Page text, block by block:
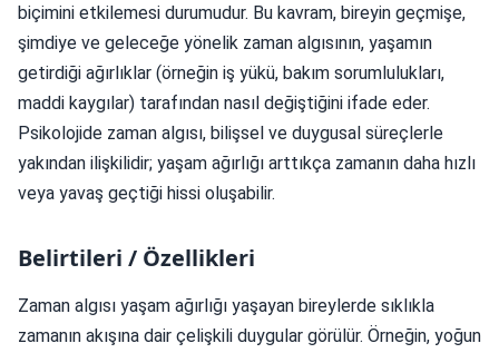
biçimini etkilemesi durumudur. Bu kavram, bireyin geçmişe,
şimdiye ve geleceğe yönelik zaman algısının, yaşamın
getirdiği ağırlıklar (örneğin iş yükü, bakım sorumlulukları,
maddi kaygılar) tarafından nasıl değiştiğini ifade eder.
Psikolojide zaman algısı, bilişsel ve duygusal süreçlerle
yakından ilişkilidir; yaşam ağırlığı arttıkça zamanın daha hızlı
veya yavaş geçtiği hissi oluşabilir.
Belirtileri / Özellikleri
Zaman algısı yaşam ağırlığı yaşayan bireylerde sıklıkla
zamanın akışına dair çelişkili duygular görülür. Örneğin, yoğun